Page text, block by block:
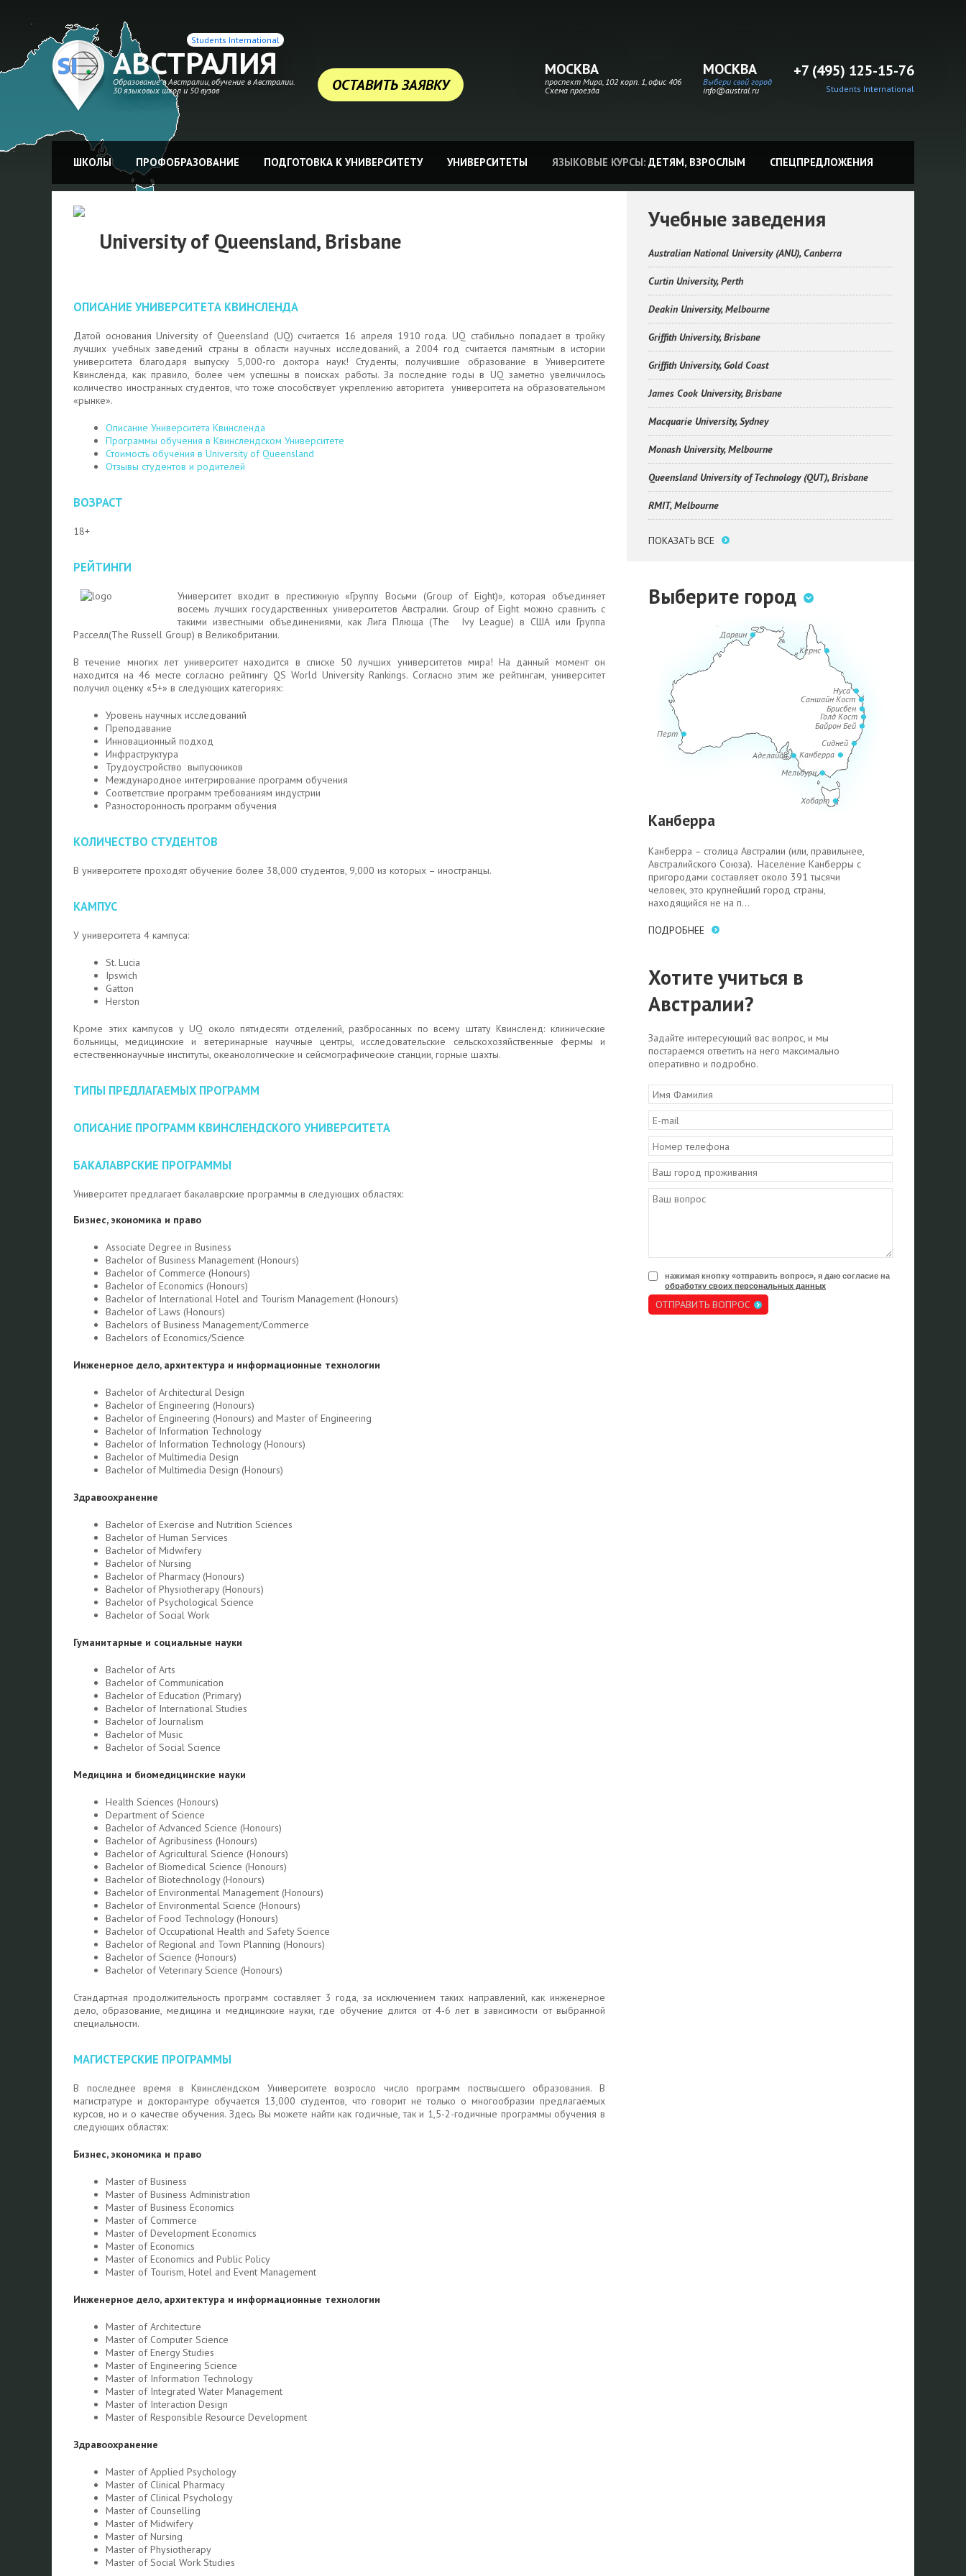
АВСТРАЛИЯ
Образование в Австралии, обучение в Австралии.
30 языковых школ и 50 вузов
Students International
ОСТАВИТЬ ЗАЯВКУ
МОСКВА
проспект Мира, 102 корп. 1, офис 406
Схема проезда
МОСКВА
Выбери свой город
info@austral.ru
+7 (495) 125-15-76
Students International
ШКОЛЫ ПРОФОБРАЗОВАНИЕ ПОДГОТОВКА К УНИВЕРСИТЕТУ УНИВЕРСИТЕТЫ ЯЗЫКОВЫЕ КУРСЫ: ДЕТЯМ, ВЗРОСЛЫМ СПЕЦПРЕДЛОЖЕНИЯ
University of Queensland, Brisbane
ОПИСАНИЕ УНИВЕРСИТЕТА КВИНСЛЕНДА
Датой основания University of Queensland (UQ) считается 16 апреля 1910 года. UQ стабильно попадает в тройку
лучших учебных заведений страны в области научных исследований, а 2004 год считается памятным в истории
университета благодаря выпуску 5,000-го доктора наук! Студенты, получившие образование в Университете
Квинсленда, как правило, более чем успешны в поисках работы. За последние годы в UQ заметно увеличилось
количество иностранных студентов, что тоже способствует укреплению авторитета университета на образовательном
«рынке».
Описание Университета Квинсленда
Программы обучения в Квинслендском Университете
Стоимость обучения в University of Queensland
Отзывы студентов и родителей
ВОЗРАСТ
18+
РЕЙТИНГИ
Университетвходит в престижную«Группу Восьми (Group of Eight)», которая объединяет
восемь лучших государственных университетов Австралии. Group of Eight можно сравнить с
такими известными объединениями, как Лига Плюща (The Ivy League) в США или Группа
Расселл(The Russell Group) в Великобритании.
В течение многих лет университет находится в списке 50 лучших университетов мира! На данный момент он
находится на 46 месте согласно рейтингу QS World University Rankings. Согласно этим же рейтингам, университет
получил оценку «5+» в следующих категориях:
Уровень научных исследований
Преподавание
Инновационный подход
Инфраструктура
Трудоустройство выпускников
Международное интегрирование программ обучения
Соответствие программ требованиям индустрии
Разносторонность программ обучения
КОЛИЧЕСТВО СТУДЕНТОВ
В университете проходят обучение более 38,000 студентов, 9,000 из которых – иностранцы.
КАМПУС
У университета 4 кампуса:
St. Lucia
Ipswich
Gatton
Herston
Кроме этих кампусов у UQ около пятидесяти отделений, разбросанных по всему штату Квинсленд: клинические
больницы, медицинские и ветеринарные научные центры, исследовательские сельскохозяйственные фермы и
естественнонаучные институты, океанологические и сейсмографические станции, горные шахты.
ТИПЫ ПРЕДЛАГАЕМЫХ ПРОГРАММ
ОПИСАНИЕ ПРОГРАММ КВИНСЛЕНДСКОГО УНИВЕРСИТЕТА
БАКАЛАВРСКИЕ ПРОГРАММЫ
Университет предлагает бакалаврские программы в следующих областях:
Бизнес, экономика и право
Associate Degree in Business
Bachelor of Business Management (Honours)
Bachelor of Commerce (Honours)
Bachelor of Economics (Honours)
Bachelor of International Hotel and Tourism Management (Honours)
Bachelor of Laws (Honours)
Bachelors of Business Management/Commerce
Bachelors of Economics/Science
Инженерное дело, архитектура и информационные технологии
Bachelor of Architectural Design
Bachelor of Engineering (Honours)
Bachelor of Engineering (Honours) and Master of Engineering
Bachelor of Information Technology
Bachelor of Information Technology (Honours)
Bachelor of Multimedia Design
Bachelor of Multimedia Design (Honours)
Здравоохранение
Bachelor of Exercise and Nutrition Sciences
Bachelor of Human Services
Bachelor of Midwifery
Bachelor of Nursing
Bachelor of Pharmacy (Honours)
Bachelor of Physiotherapy (Honours)
Bachelor of Psychological Science
Bachelor of Social Work
Гуманитарные и социальные науки
Bachelor of Arts
Bachelor of Communication
Bachelor of Education (Primary)
Bachelor of International Studies
Bachelor of Journalism
Bachelor of Music
Bachelor of Social Science
Медицина и биомедицинские науки
Health Sciences (Honours)
Department of Science
Bachelor of Advanced Science (Honours)
Bachelor of Agribusiness (Honours)
Bachelor of Agricultural Science (Honours)
Bachelor of Biomedical Science (Honours)
Bachelor of Biotechnology (Honours)
Bachelor of Environmental Management (Honours)
Bachelor of Environmental Science (Honours)
Bachelor of Food Technology (Honours)
Bachelor of Occupational Health and Safety Science
Bachelor of Regional and Town Planning (Honours)
Bachelor of Science (Honours)
Bachelor of Veterinary Science (Honours)
Стандартная продолжительность программ составляет 3 года, за исключением таких направлений, как инженерное
дело, образование, медицина и медицинские науки, где обучение длится от 4-6 лет в зависимости от выбранной
специальности.
МАГИСТЕРСКИЕ ПРОГРАММЫ
В последнее время в Квинслендском Университете возросло число программ поствысшего образования. В
магистратуре и докторантуре обучается 13,000 студентов, что говорит не только о многообразии предлагаемых
курсов, но и о качестве обучения. Здесь Вы можете найти как годичные, так и 1,5-2-годичные программы обучения в
следующих областях:
Бизнес, экономика и право
Master of Business
Master of Business Administration
Master of Business Economics
Master of Commerce
Master of Development Economics
Master of Economics
Master of Economics and Public Policy
Master of Tourism, Hotel and Event Management
Инженерное дело, архитектура и информационные технологии
Master of Architecture
Master of Computer Science
Master of Energy Studies
Master of Engineering Science
Master of Information Technology
Master of Integrated Water Management
Master of Interaction Design
Master of Responsible Resource Development
Здравоохранение
Master of Applied Psychology
Master of Clinical Pharmacy
Master of Clinical Psychology
Master of Counselling
Master of Midwifery
Master of Nursing
Master of Physiotherapy
Master of Social Work Studies
Учебные заведения
Australian National University (ANU), Canberra
Curtin University, Perth
Deakin University, Melbourne
Griffith University, Brisbane
Griffith University, Gold Coast
James Cook University, Brisbane
Macquarie University, Sydney
Monash University, Melbourne
Queensland University of Technology (QUT), Brisbane
RMIT, Melbourne
ПОКАЗАТЬ ВСЕ
Выберите город
Сидней
Аделаида
Байрон Бей
Брисбен
Голд Кост
Канберра
Кернс
Мельбурн
Перт
Саншайн Кост
Хобарт
Нуса
Дарвин
Канберра
Канберра – столица Австралии (или, правильнее,
Австралийского Союза). Население Канберры с
пригородами составляет около 391 тысячи
человек, это крупнейший город страны,
находящийся не на п...
ПОДРОБНЕЕ
Хотите учиться в
Австралии?
Задайте интересующий вас вопрос, и мы
постараемся ответить на него максимально
оперативно и подробно.
нажимая кнопку «отправить вопрос», я даю согласие на
обработку своих персональных данных
ОТПРАВИТЬ ВОПРОС